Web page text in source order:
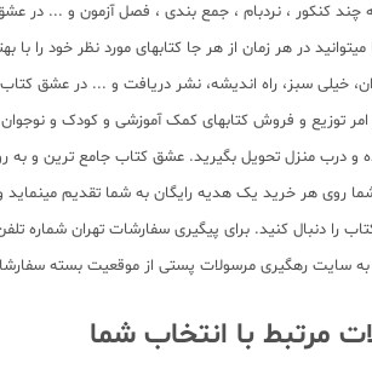
چند کنکور ، نردبام ، جمع بندی ، فصل آزمون و ... در
در هر زمان از هر جا کتابهای مورد نظر خود را
خیلی سبز، راه اندیشه، نشر دریافت و ... در عشق
و درب منزل تحویل بگیرید. عشق کتاب جامع ترین و
توزیع کتاب، علاوه بر ارسال سفارشات شما روی هر خرید یک هدیه
مرتبط با انتخاب شما